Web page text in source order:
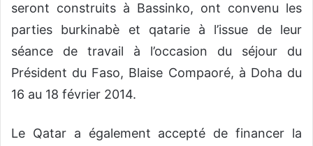
seront construits à Bassinko, ont convenu les
parties burkinabè et qatarie à l’issue de leur
séance de travail à l’occasion du séjour du
Président du Faso, Blaise Compaoré, à Doha du
16 au 18 février 2014.
Le Qatar a également accepté de financer la